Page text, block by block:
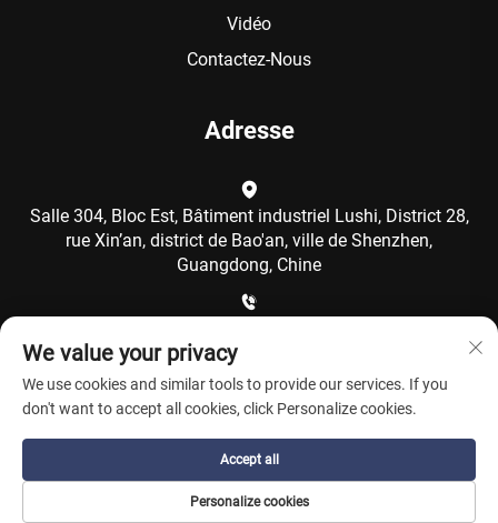
Vidéo
Contactez-Nous
Adresse
Salle 304, Bloc Est, Bâtiment industriel Lushi, District 28,
rue Xin’an, district de Bao'an, ville de Shenzhen,
Guangdong, Chine
[email protected]
Copyright © Shenzhen Coolqing Technology Co., Ltd. Tous
Politique de confidentialité
We value your privacy
We use cookies and similar tools to provide our services. If you
don't want to accept all cookies, click Personalize cookies.
Personalize cookies
Accept all